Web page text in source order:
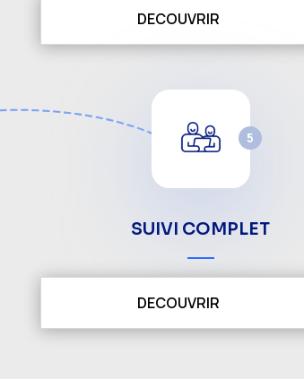
DECOUVRIR
5
SUIVI COMPLET
DECOUVRIR